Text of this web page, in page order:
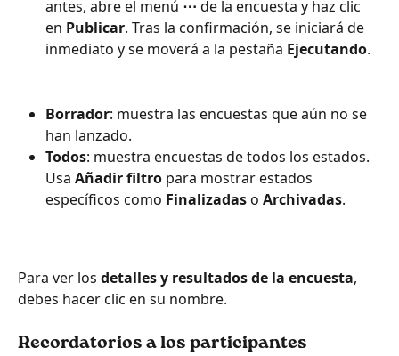
antes, abre el menú ⋯ de la encuesta y haz clic
en Publicar. Tras la confirmación, se iniciará de
inmediato y se moverá a la pestaña Ejecutando.
Borrador: muestra las encuestas que aún no se
han lanzado.
Todos: muestra encuestas de todos los estados.
Usa Añadir filtro para mostrar estados
específicos como Finalizadas o Archivadas.
Para ver los detalles y resultados de la encuesta,
debes hacer clic en su nombre.
Recordatorios a los participantes